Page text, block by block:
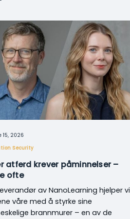
15, 2026
Security
atferd krever påminnelser –
ofte
av NanoLearning hjelper vi
våre med å styrke sine
brannmurer – en av de